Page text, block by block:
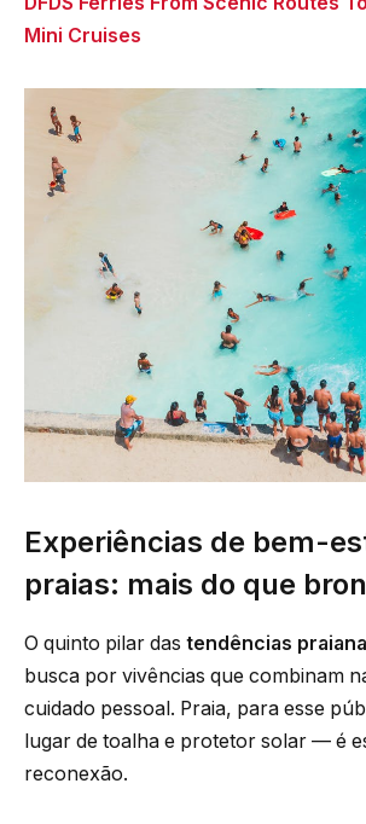
Mini Cruises
Experiências de bem-
praias: mais do que
O quinto pilar das tendências
busca por vivências que combinam
cuidado pessoal. Praia, para esse
lugar de toalha e protetor solar — é
reconexão.